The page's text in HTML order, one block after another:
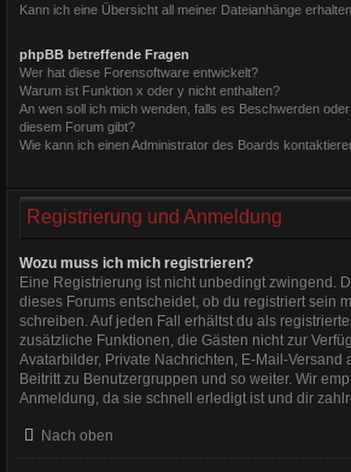
Kann ich eine Übersicht all meiner Dateianhänge
phpBB betreffende Fragen
Wer hat diese Forensoftware entwickelt?
Warum ist Funktion x oder y nicht enthalten?
An wen soll ich mich wenden, falls es Beschwerden
diesem Forum gibt?
Wie kann ich einen Administrator des Boards
Registrierung und Anmeldung
Wozu muss ich mich registrieren?
Eine Registrierung ist nicht unbedingt zwingend.
dieses Forums entscheidet, ob du registriert sein
schreiben. Auf jeden Fall erhältst du als
zusätzliche Funktionen, die Gästen nicht zur
Avatarbilder, Private Nachrichten, E-Mail-Versand
Beitritt zu Benutzergruppen und so weiter. Wir
Anmeldung, da sie schnell erledigt ist und dir
Nach oben